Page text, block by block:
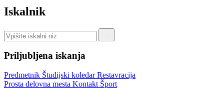
Iskalnik
Priljubljena iskanja
Predmetnik Študijski koledarRestavracija
Prosta delovna mesta Kontakt Šport